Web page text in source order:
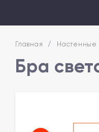
Главная / Настенные
Бра